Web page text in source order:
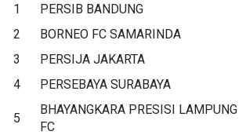
1
PERSIB BANDUNG
2
BORNEO FC SAMARINDA
3
PERSIJA JAKARTA
4
PERSEBAYA SURABAYA
5
BHAYANGKARA PRESISI LAMPUNG
FC